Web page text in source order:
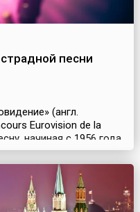
песни
(англ.
Eurovision de la
начиная с 1956 года
Вещательного
происходит в мае
проводились как в
году первый и второй
а...